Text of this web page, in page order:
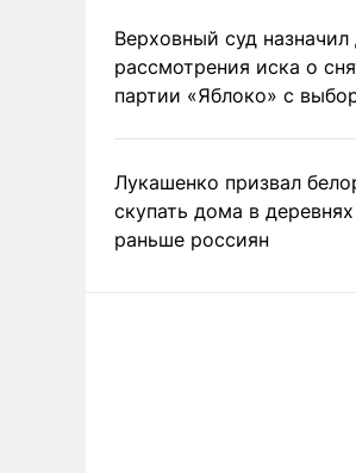
Верховный суд назначил
рассмотрения иска о
партии «Яблоко» с
Лукашенко призвал
скупать дома в деревнях
раньше россиян